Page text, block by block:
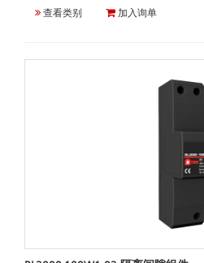
查看类别 加入询单